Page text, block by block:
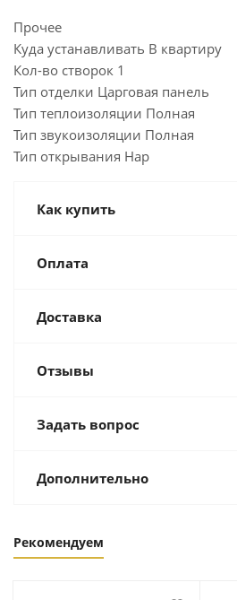
Прочее
Куда устанавливать В квартиру
Кол-во створок 1
Тип отделки Царговая панель
Тип теплоизоляции Полная
Тип звукоизоляции Полная
Тип открывания Нар
Как купить
Оплата
Доставка
Отзывы
Задать вопрос
Дополнительно
Рекомендуем